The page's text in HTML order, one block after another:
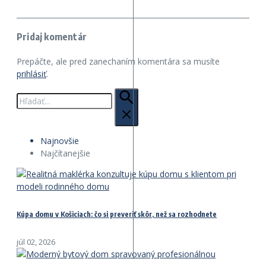
Pridaj komentár
Prepáčte, ale pred zanechaním komentára sa musíte
prihlásiť.
Hľadať:
Najnovšie
Najčítanejšie
Kúpa domu v Košiciach: čo si preveriť skôr, než sa rozhodnete
júl 02, 2026